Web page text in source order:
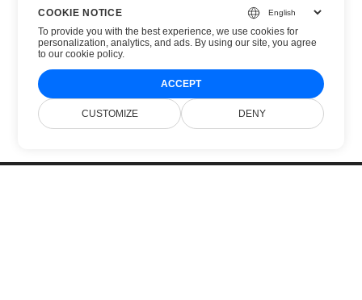
COOKIE NOTICE
To provide you with the best experience, we use cookies for
personalization, analytics, and ads. By using our site, you agree
toour cookie policy.
ACCEPT
CUSTOMIZE DENY